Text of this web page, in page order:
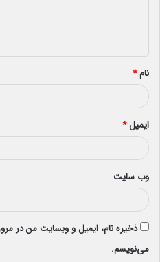
*
نام*
ایمیل*
وب‌ سایت
ذخیره نام، ایمیل و وبسایت من در
می‌نویسم.